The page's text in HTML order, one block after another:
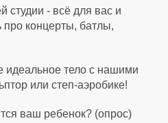
студии - всё для вас и
про концерты, батлы,
идеальное тело с нашими
или степ-аэробике!
ваш ребенок? (опрос)